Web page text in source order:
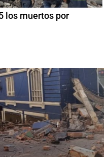
los muertos por